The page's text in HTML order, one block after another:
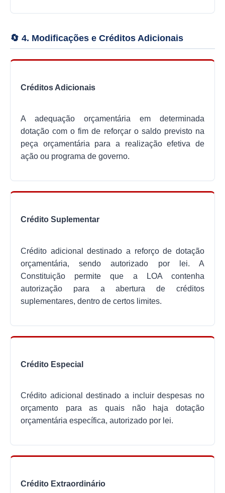
🔄 4. Modificações e Créditos Adicionais
Créditos Adicionais
A adequação orçamentária em determinada
dotação com o fim de reforçar o saldo previsto na
peça orçamentária para a realização efetiva de
ação ou programa de governo.
Crédito Suplementar
Crédito adicional destinado a reforço de dotação
orçamentária, sendo autorizado por lei. A
Constituição permite que a LOA contenha
autorização para a abertura de créditos
suplementares, dentro de certos limites.
Crédito Especial
Crédito adicional destinado a incluir despesas no
orçamento para as quais não haja dotação
orçamentária específica, autorizado por lei.
Crédito Extraordinário